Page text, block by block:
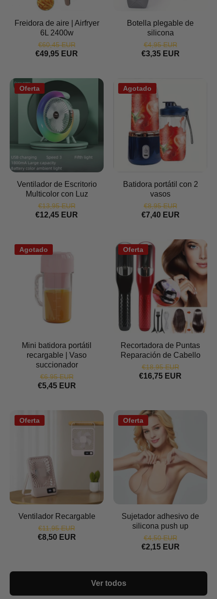
Freidora de aire | Airfryer
6L 2400w
€60,45 EUR
€49,95 EUR
Botella plegable de
silicona
€4,95 EUR
€3,35 EUR
Oferta
Ventilador de Escritorio
Multicolor con Luz
€13,95 EUR
€12,45 EUR
Agotado
Batidora portátil con 2
vasos
€8,95 EUR
€7,40 EUR
Agotado
Mini batidora portátil
recargable | Vaso
succionador
€6,95 EUR
€5,45 EUR
Oferta
Recortadora de Puntas
Reparación de Cabello
€18,95 EUR
€16,75 EUR
Oferta
Ventilador Recargable
€11,95 EUR
€8,50 EUR
Oferta
Sujetador adhesivo de
silicona push up
€4,50 EUR
€2,15 EUR
Ver todos